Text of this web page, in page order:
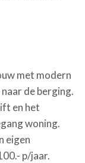
met modern
de berging.
en het
woning.
eigen
p/jaar.